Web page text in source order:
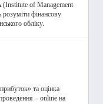
(Institute of Management
фінансову
обліку.
та оцінка
– online на